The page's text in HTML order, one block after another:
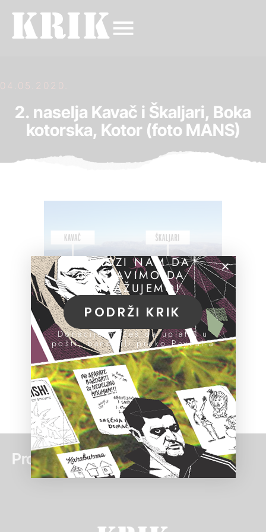
04.05.2020.
2. naselja Kavač i Škaljari, Boka
kotorska, Kotor (foto MANS)
Pročitaj još:
POMOZI NAM DA
NASTAVIMO DA
ISTRAŽUJEMO!
PODRŽI KRIK
Donacije možeš da uplatiš u
pošti, banci ili preko PayPal-a